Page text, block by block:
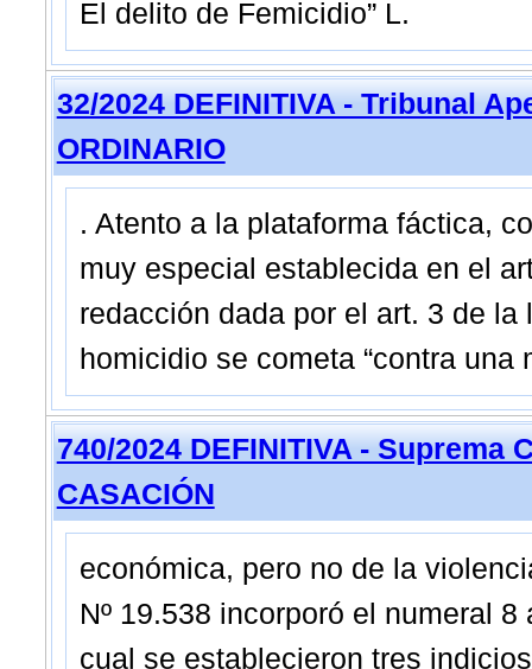
El delito de Femicidio” L.
32/2024 DEFINITIVA - Tribunal
ORDINARIO
. Atento a la plataforma fáctica,
muy especial establecida en el
redacción dada por el art. 3 de
homicidio se cometa “contra
740/2024 DEFINITIVA - Suprema
CASACIÓN
económica, pero no de la
Nº 19.538 incorporó el numeral
cual se establecieron tres